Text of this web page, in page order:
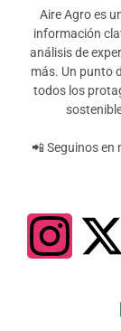
Aire Agro es
información
análisis de
más. Un punto
todos los
📲 Seguinos